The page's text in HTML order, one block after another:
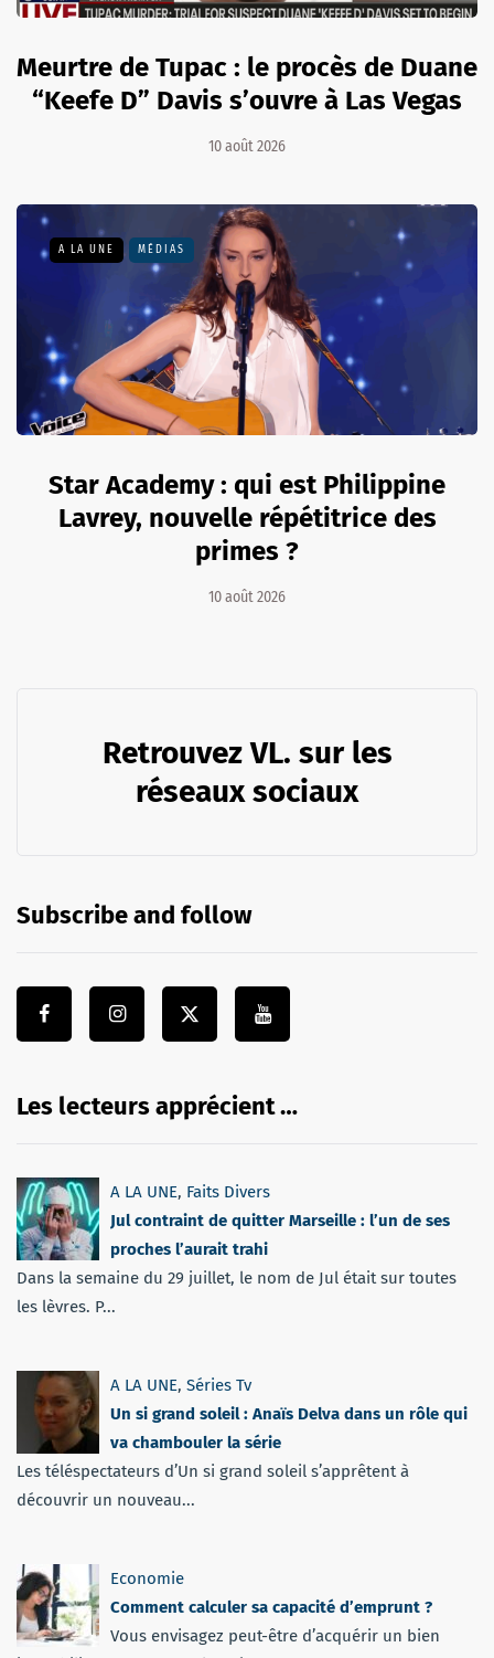
Meurtre de Tupac : le procès de Duane
“Keefe D” Davis s’ouvre à Las Vegas
10 août 2026
A LA UNE MÉDIAS
Star Academy : qui est Philippine
Lavrey, nouvelle répétitrice des
primes ?
10 août 2026
Retrouvez VL. sur les
réseaux sociaux
Subscribe and follow
Les lecteurs apprécient …
A LA UNE, Faits Divers
Jul contraint de quitter Marseille : l’un de ses
proches l’aurait trahi
Dans la semaine du 29 juillet, le nom de Jul était sur toutes
les lèvres. P...
A LA UNE, Séries Tv
Un si grand soleil : Anaïs Delva dans un rôle qui
va chambouler la série
Les téléspectateurs d’Un si grand soleil s’apprêtent à
découvrir un nouveau...
Economie
Comment calculer sa capacité d’emprunt ?
Vous envisagez peut-être d’acquérir un bien